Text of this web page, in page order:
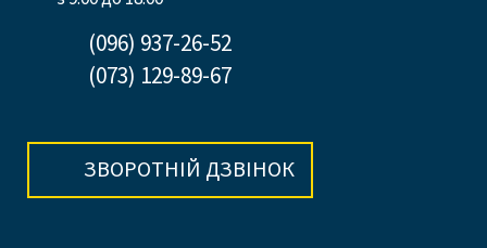
(096) 937-26-52
(073) 129-89-67
ЗВОРОТНІЙ ДЗВІНОК